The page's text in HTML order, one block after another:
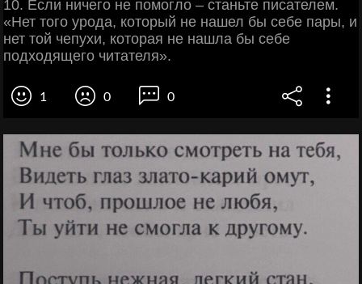
10. Если ничего не помогло – станьте писателем.
«Нет того урода, который не нашел бы себе пары, и
нет той чепухи, которая не нашла бы себе
подходящего читателя».
1 0 0